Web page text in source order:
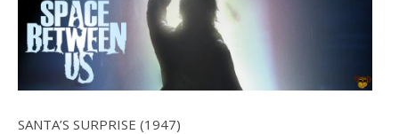
SANTA’S SURPRISE (1947)